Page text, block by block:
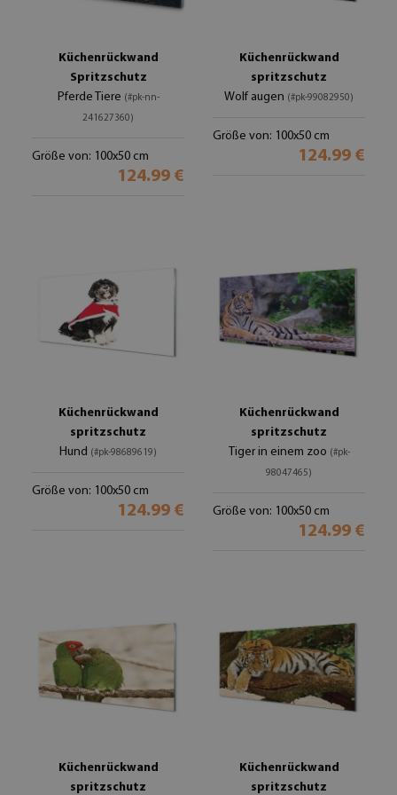
Küchenrückwand
Spritzschutz
Pferde Tiere (#pk-nn-
241627360)
Größe von: 100x50 cm
124.99 €
Küchenrückwand
spritzschutz
Wolf augen (#pk-99082950)
Größe von: 100x50 cm
124.99 €
Küchenrückwand
spritzschutz
Hund (#pk-98689619)
Größe von: 100x50 cm
124.99 €
Küchenrückwand
spritzschutz
Tiger in einem zoo (#pk-
98047465)
Größe von: 100x50 cm
124.99 €
Küchenrückwand
spritzschutz
Küchenrückwand
spritzschutz